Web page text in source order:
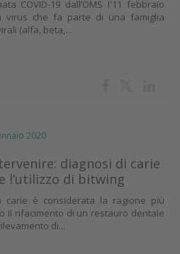
COVID-19 dall’OMS l'11 febbraio
virus che fa parte di una famiglia
(alfa, beta,...
2020
diagnosi di carie
l’utilizzo di bitwing
carie è considerata la ragione più
il rifacimento di un restauro dentale
di...